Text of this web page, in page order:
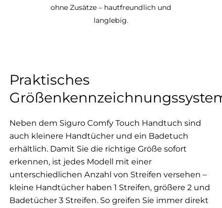
ohne Zusätze – hautfreundlich und
langlebig.
Praktisches
Neben dem Siguro Comfy Touch Handtuch sind
auch kleinere Handtücher und ein Badetuch
erhältlich. Damit Sie die richtige Größe sofort
erkennen, ist jedes Modell mit einer
unterschiedlichen Anzahl von Streifen versehen –
kleine Handtücher haben 1 Streifen, größere 2 und
Badetücher 3 Streifen. So greifen Sie immer direkt